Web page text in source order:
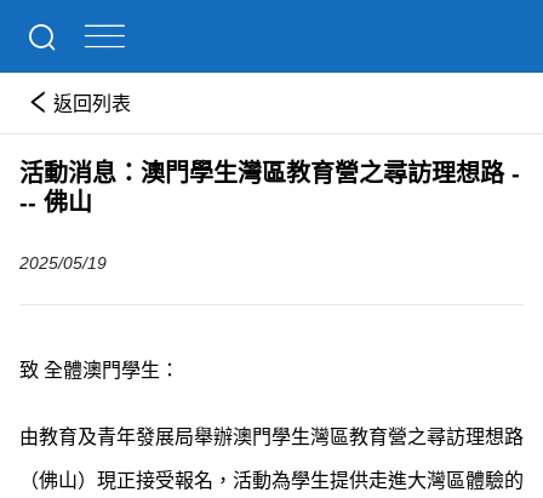
返回列表
活動消息：澳門學生灣區教育營之尋訪理想路 -
-- 佛山
2025/05/19
致 全體澳門學生：
由教育及青年發展局舉辦澳門學生灣區教育營之尋訪理想路
（佛山）現正接受報名，活動為學生提供走進大灣區體驗的